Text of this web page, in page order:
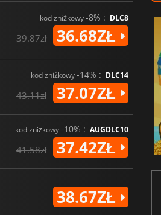
kod zniżkowy-8% : DLC8
39.87zł 36.68ZŁ
kod zniżkowy-14% : DLC14
43.11zł 37.07ZŁ
kod zniżkowy-10% : AUGDLC10
41.58zł 37.42ZŁ
38.67ZŁ